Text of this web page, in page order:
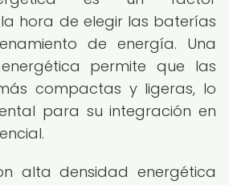
hora de elegir las baterías
de energía. Una
permite que las
compactas y ligeras, lo
para su integración en
alta densidad energética